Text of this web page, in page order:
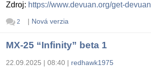
Zdroj: https://www.devuan.org/get-devuan
2 | Nová verzia
MX-25 “Infinity” beta 1
22.09.2025 | 08:40 | redhawk1975